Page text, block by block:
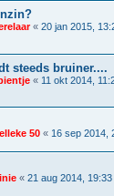
« 20 jan 2015,
steeds bruiner....
« 11 okt 2014,
50 « 16 sep 2014,
« 21 aug 2014, 19:33